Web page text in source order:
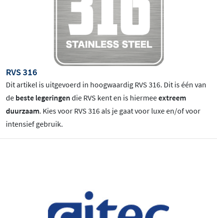
RVS 316
Dit artikel is uitgevoerd in hoogwaardig RVS 316. Dit is één van
de beste legeringen die RVS kent en is hiermeeextreem
duurzaam. Kies voor RVS 316 als je gaat voor luxe en/of voor
intensief gebruik.